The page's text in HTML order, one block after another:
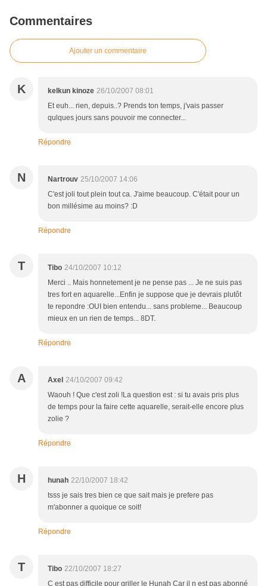
Commentaires
Ajouter un commentaire
K kelkun kinoze 26/10/2007 08:01
Et euh... rien, depuis..? Prends ton temps, j'vais passer
qulques jours sans pouvoir me connecter...
Répondre
N Nartrouv 25/10/2007 14:06
C'est joli tout plein tout ca. J'aime beaucoup. C'était pour un
bon millésime au moins? :D
Répondre
T Tibo 24/10/2007 10:12
Merci .. Mais honnetement je ne pense pas ... Je ne suis pas
tres fort en aquarelle...Enfin je suppose que je devrais plutôt
te repondre :OUI bien entendu... sans probleme... Beaucoup
mieux en un rien de temps... 8DT.
Répondre
A Axel 24/10/2007 09:42
Waouh ! Que c'est zoli !La question est : si tu avais pris plus
de temps pour la faire cette aquarelle, serait-elle encore plus
zolie ?
Répondre
H hunah 22/10/2007 18:42
tsss je sais tres bien ce que sait mais je prefere pas
m'abonner a quoique ce soit!
Répondre
T Tibo 22/10/2007 18:27
C est pas difficile pour griller le Hunah Car il n est pas abonné